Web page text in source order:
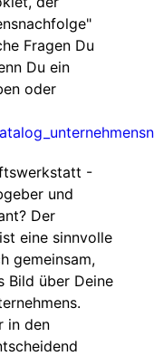
Fragen Du
Du ein
oder
-
und
Der
eine sinnvolle
gemeinsam,
Bild über Deine
in den